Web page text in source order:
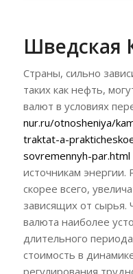
Шведская
Страны, сильно
таких как нефть,
валют в условиях
nur.ru/otnosheniya/
traktat-a-
sovremennyh-par.html
источникам энергии.
скорее всего,
зависящих от сырья.
валюта наиболее
длительного
стоимость в